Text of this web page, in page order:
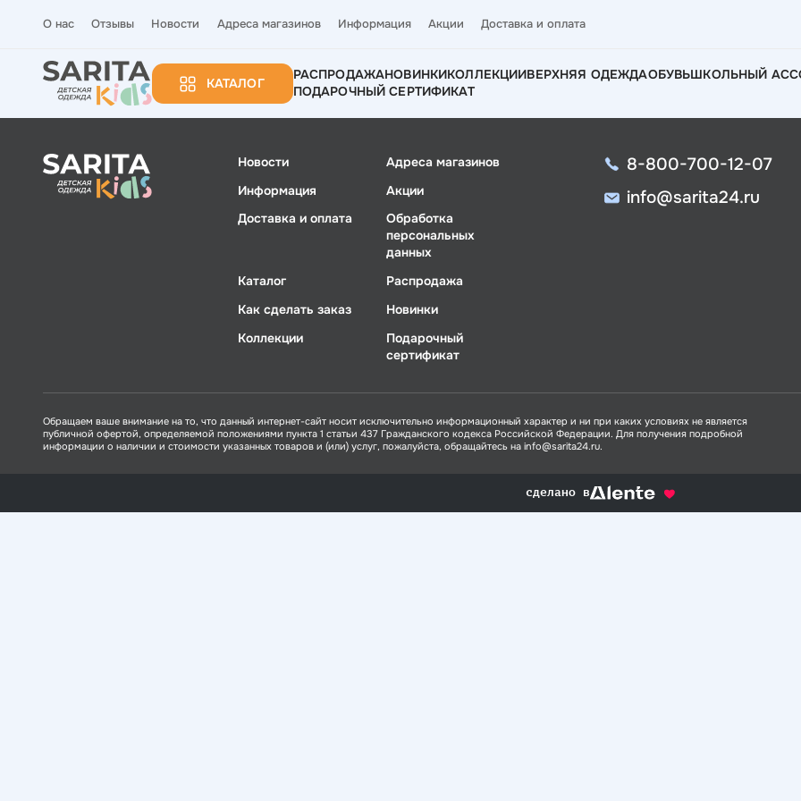
О нас Отзывы Новости Адреса магазинов Информация Акции Доставка и оплата
КАТАЛОГ
РАСПРОДАЖАНОВИНКИКОЛЛЕКЦИИВЕРХНЯЯ ОДЕЖДАОБУВЬШКОЛЬНЫЙ
ПОДАРОЧНЫЙ СЕРТИФИКАТ
Новости
Адреса магазинов
Информация
Акции
Доставка и оплата
Обработка
персональных
данных
Каталог
Распродажа
Как сделать заказ
Новинки
Коллекции
Подарочный
сертификат
8-800-700-12-07
info@sarita24.ru
Обращаем ваше внимание на то, что данный интернет-сайт носит исключительно информационный характер и ни при каких условиях не является
публичной офертой, определяемой положениями пункта 1 статьи 437 Гражданского кодекса Российской Федерации. Для получения подробной
информации о наличии и стоимости указанных товаров и (или) услуг, пожалуйста, обращайтесь на info@sarita24.ru.
сделано в alente